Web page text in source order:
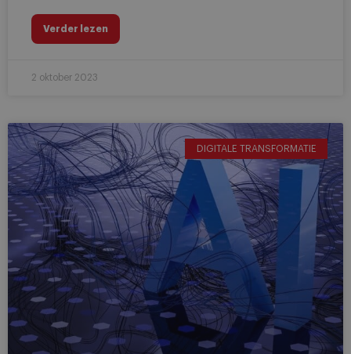
Verder lezen
2 oktober 2023
DIGITALE TRANSFORMATIE